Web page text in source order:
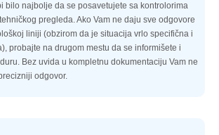
bilo najbolje da se posavetujete sa kontrolorima
pregleda. Ako Vam ne daju sve odgovore
liniji (obzirom da je situacija vrlo specifična i
probajte na drugom mestu da se informišete i
Bez uvida u kompletnu dokumentaciju Vam ne
odgovor.